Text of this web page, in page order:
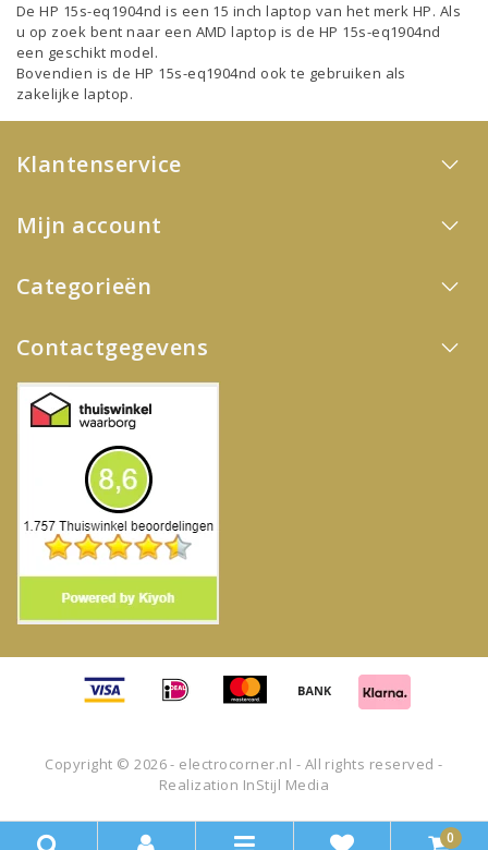
De HP 15s-eq1904nd is een 15 inch laptop van het merk HP. Als
u op zoek bent naar een AMD laptop is de HP 15s-eq1904nd
een geschikt model.
Bovendien is de HP 15s-eq1904nd ook te gebruiken als
zakelijke laptop.
Klantenservice
Mijn account
Categorieën
Contactgegevens
Copyright © 2026 - electrocorner.nl - All rights reserved -
Realization InStijl Media
0